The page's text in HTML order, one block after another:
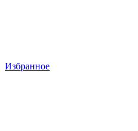
Избранное